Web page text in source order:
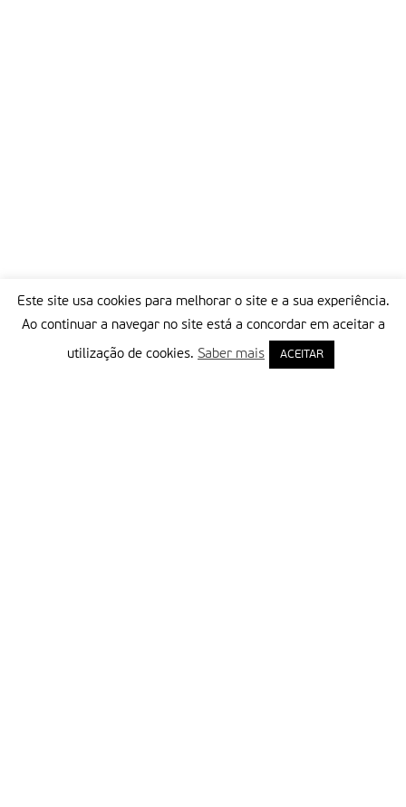
Este site usa cookies para melhorar o site e a sua experiência.
Ao continuar a navegar no site está a concordar em aceitar a
utilização de cookies. Saber mais ACEITAR